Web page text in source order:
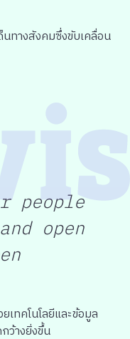
ทางสังคมซึ่งขับเคลื่อน
people
open
เทคโนโลยีและข้อมูล
ว้างยิ่งขึ้น